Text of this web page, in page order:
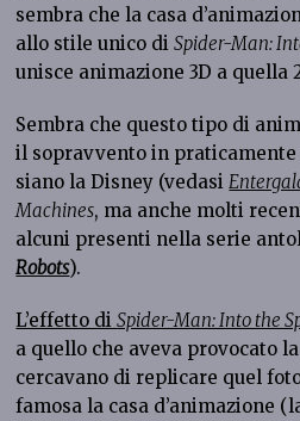
sembra che la casa
allo stile unico diSpider-Man:
unisce animazione 3D a quella
Sembra che questo tipo di
il sopravvento in
siano la Disney (vedasi
Machines, ma anche molti
alcuni presenti nella serie
Robots).
L’effetto diSpider-Man: Into the
a quello che aveva provocato
cercavano di replicare quel
famosa la casa d’animazione